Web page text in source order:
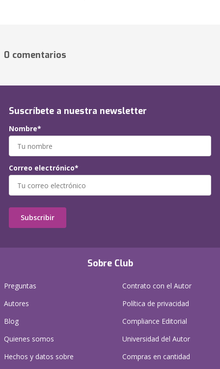
0 comentarios
Sobre Club
Preguntas
Autores
Blog
Quienes somos
Hechos y datos sobre
Contrato con el Autor
Política de privacidad
Compliance Editorial
Universidad del Autor
Compras en cantidad
Suscríbete a nuestra newsletter
Nombre*
Correo electrónico*
Subscribir